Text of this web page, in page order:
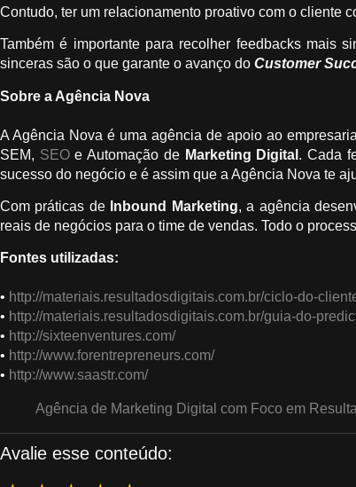
Contudo, ter um relacionamento proativo com o cliente
Também é importante para recolher feedbacks mais
sinceras são o que garante o avanço do Customer
Sobre a Agência Nova
A Agência Nova é uma agência de apoio ao
SEM, SEOe Automação de Marketing Digital . Cada
sucesso do negócio e é assim que a Agência Nova te
Com práticas de Inbound Marketing, a agência
reais de negócios para o time de vendas. Todo o
Fontes utilizadas:
• http://materiais.resultadosdigitais.com.br/ciclo-do-
• http://materiais.resultadosdigitais.com.br/guia-do-
• http://sixteenventures.com/
• http://www.forentrepreneurs.com/
• http://www.saastr.com/
Agência de Marketing Digital com Foco em
Avalie esse conteúdo: